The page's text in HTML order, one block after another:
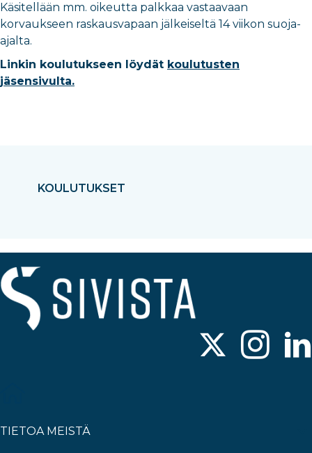
KOULUTUKSET
Käsitellään mm. oikeutta palkkaa vastaavaan
korvaukseen raskausvapaan jälkeiseltä 14 viikon suoja-
ajalta.
Linkin koulutukseen löydät koulutusten
jäsensivulta.
TIETOA MEISTÄ